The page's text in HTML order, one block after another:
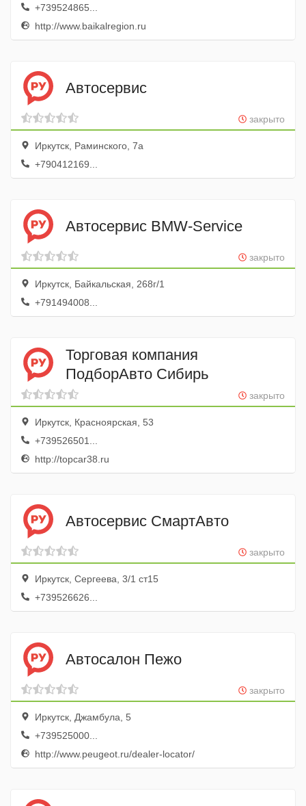
+739524865...
http://www.baikalregion.ru
Автосервис
закрыто
Иркутск, Раминского, 7а
+790412169...
Автосервис BMW-Service
закрыто
Иркутск, Байкальская, 268г/1
+791494008...
Торговая компания
ПодборАвто Сибирь
закрыто
Иркутск, Красноярская, 53
+739526501...
http://topcar38.ru
Автосервис СмартАвто
закрыто
Иркутск, Сергеева, 3/1 ст15
+739526626...
Автосалон Пежо
закрыто
Иркутск, Джамбула, 5
+739525000...
http://www.peugeot.ru/dealer-locator/